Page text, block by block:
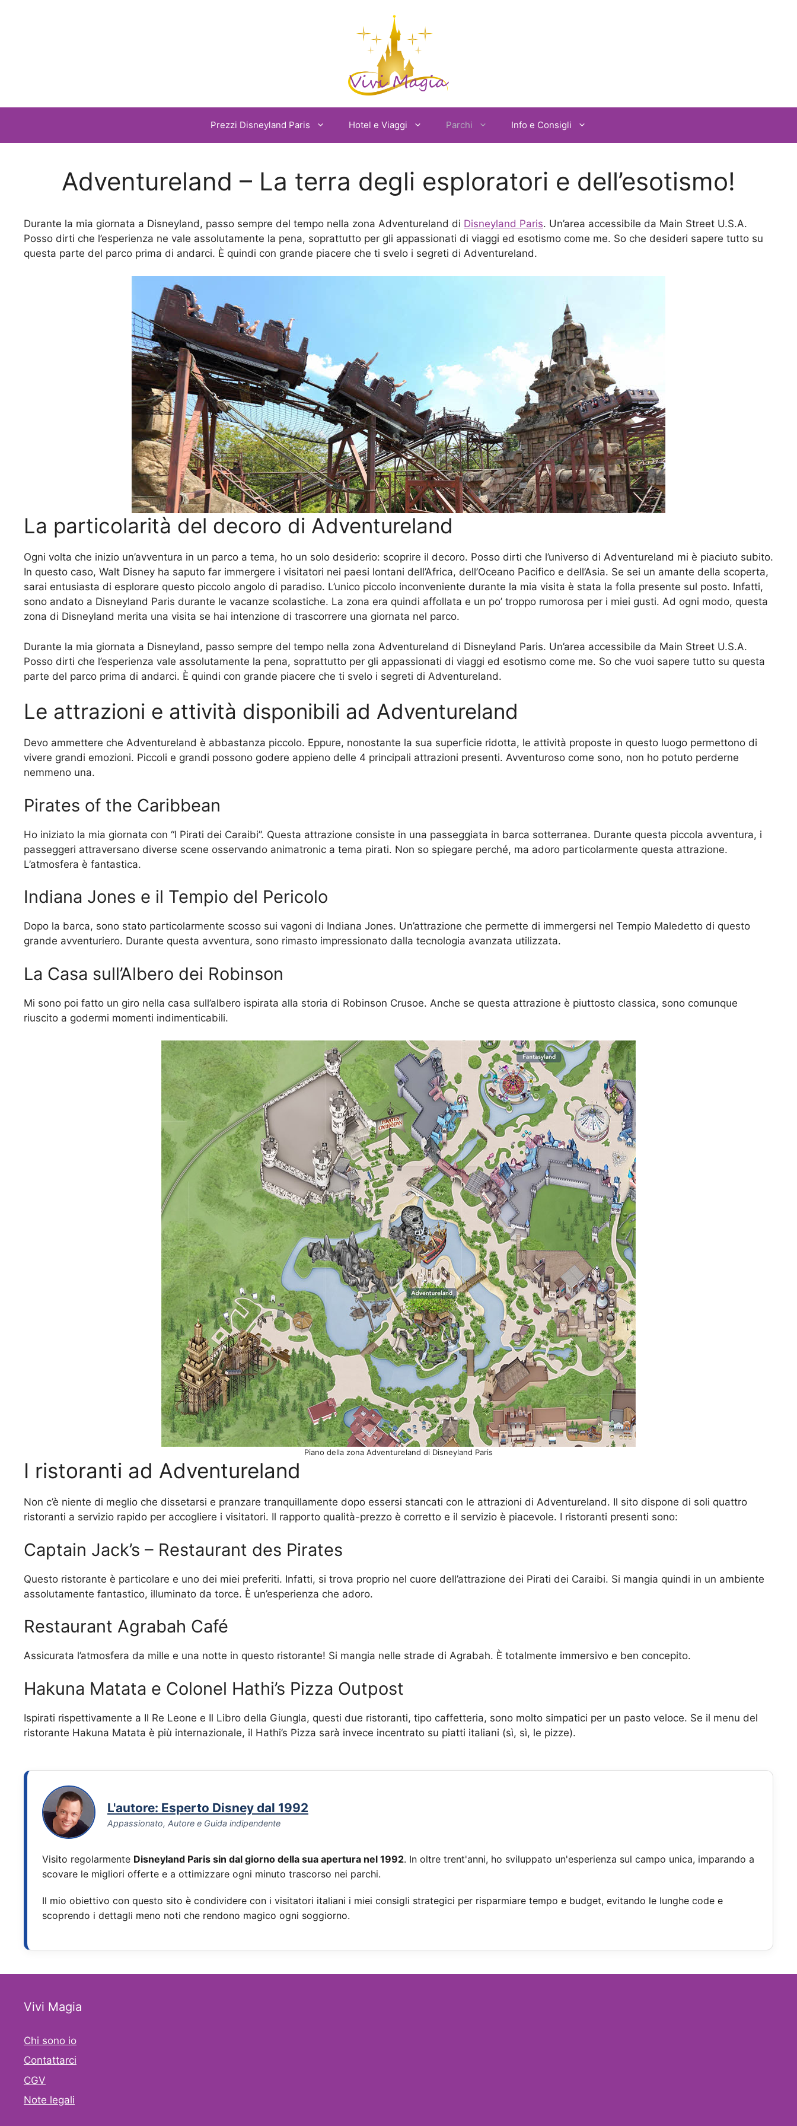
Prezzi Disneyland Paris Hotel e Viaggi Parchi Info e Consigli
Adventureland – La terra degli esploratori e dell’esotismo!
Durante la mia giornata a Disneyland, passo sempre del tempo nella zona Adventureland di Disneyland Paris. Un’area accessibile da Main Street U.S.A.
Posso dirti che l’esperienza ne vale assolutamente la pena, soprattutto per gli appassionati di viaggi ed esotismo come me. So che desideri sapere tutto su
questa parte del parco prima di andarci. È quindi con grande piacere che ti svelo i segreti di Adventureland.
La particolarità del decoro di Adventureland
Ogni volta che inizio un’avventura in un parco a tema, ho un solo desiderio: scoprire il decoro. Posso dirti che l’universo di Adventureland mi è piaciuto subito.
In questo caso, Walt Disney ha saputo far immergere i visitatori nei paesi lontani dell’Africa, dell’Oceano Pacifico e dell’Asia. Se sei un amante della scoperta,
sarai entusiasta di esplorare questo piccolo angolo di paradiso. L’unico piccolo inconveniente durante la mia visita è stata la folla presente sul posto. Infatti,
sono andato a Disneyland Paris durante le vacanze scolastiche. La zona era quindi affollata e un po’ troppo rumorosa per i miei gusti. Ad ogni modo, questa
zona di Disneyland merita una visita se hai intenzione di trascorrere una giornata nel parco.
Durante la mia giornata a Disneyland, passo sempre del tempo nella zona Adventureland di Disneyland Paris. Un’area accessibile da Main Street U.S.A.
Posso dirti che l’esperienza vale assolutamente la pena, soprattutto per gli appassionati di viaggi ed esotismo come me. So che vuoi sapere tutto su questa
parte del parco prima di andarci. È quindi con grande piacere che ti svelo i segreti di Adventureland.
Le attrazioni e attività disponibili ad Adventureland
Devo ammettere che Adventureland è abbastanza piccolo. Eppure, nonostante la sua superficie ridotta, le attività proposte in questo luogo permettono di
vivere grandi emozioni. Piccoli e grandi possono godere appieno delle 4 principali attrazioni presenti. Avventuroso come sono, non ho potuto perderne
nemmeno una.
Pirates of the Caribbean
Ho iniziato la mia giornata con “I Pirati dei Caraibi”. Questa attrazione consiste in una passeggiata in barca sotterranea. Durante questa piccola avventura, i
passeggeri attraversano diverse scene osservando animatronic a tema pirati. Non so spiegare perché, ma adoro particolarmente questa attrazione.
L’atmosfera è fantastica.
Indiana Jones e il Tempio del Pericolo
Dopo la barca, sono stato particolarmente scosso sui vagoni di Indiana Jones. Un’attrazione che permette di immergersi nel Tempio Maledetto di questo
grande avventuriero. Durante questa avventura, sono rimasto impressionato dalla tecnologia avanzata utilizzata.
La Casa sull’Albero dei Robinson
Mi sono poi fatto un giro nella casa sull’albero ispirata alla storia di Robinson Crusoe. Anche se questa attrazione è piuttosto classica, sono comunque
riuscito a godermi momenti indimenticabili.
Piano della zona Adventureland di Disneyland Paris
I ristoranti ad Adventureland
Non c’è niente di meglio che dissetarsi e pranzare tranquillamente dopo essersi stancati con le attrazioni di Adventureland. Il sito dispone di soli quattro
ristoranti a servizio rapido per accogliere i visitatori. Il rapporto qualità-prezzo è corretto e il servizio è piacevole. I ristoranti presenti sono:
Captain Jack’s – Restaurant des Pirates
Questo ristorante è particolare e uno dei miei preferiti. Infatti, si trova proprio nel cuore dell’attrazione dei Pirati dei Caraibi. Si mangia quindi in un ambiente
assolutamente fantastico, illuminato da torce. È un’esperienza che adoro.
Restaurant Agrabah Café
Assicurata l’atmosfera da mille e una notte in questo ristorante! Si mangia nelle strade di Agrabah. È totalmente immersivo e ben concepito.
Hakuna Matata e Colonel Hathi’s Pizza Outpost
Ispirati rispettivamente a Il Re Leone e Il Libro della Giungla, questi due ristoranti, tipo caffetteria, sono molto simpatici per un pasto veloce. Se il menu del
ristorante Hakuna Matata è più internazionale, il Hathi’s Pizza sarà invece incentrato su piatti italiani (sì, sì, le pizze).
L'autore: Esperto Disney dal 1992
Appassionato, Autore e Guida indipendente
Visito regolarmente Disneyland Paris sin dal giorno della sua apertura nel 1992. In oltre trent'anni, ho sviluppato un'esperienza sul campo unica, imparando a
scovare le migliori offerte e a ottimizzare ogni minuto trascorso nei parchi.
Il mio obiettivo con questo sito è condividere con i visitatori italiani i miei consigli strategici per risparmiare tempo e budget, evitando le lunghe code e
scoprendo i dettagli meno noti che rendono magico ogni soggiorno.
Vivi Magia
Chi sono io
Contattarci
CGV
Note legali